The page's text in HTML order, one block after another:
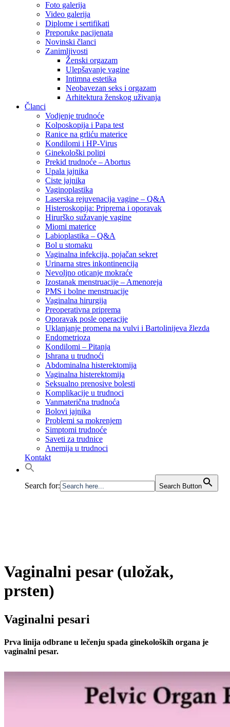
Foto galerija
Video galerija
Diplome i sertifikati
Preporuke pacijenata
Novinski članci
Zanimljivosti
Ženski orgazam
Ulepšavanje vagine
Intimna estetika
Neobavezan seks i orgazam
Arhitektura ženskog uživanja
Članci
Vodjenje trudnoće
Kolposkopija i Papa test
Ranice na grliću materice
Kondilomi i HP-Virus
Ginekološki polipi
Prekid trudnoće – Abortus
Upala jajnika
Ciste jajnika
Vaginoplastika
Laserska rejuvenacija vagine – Q&A
Histeroskopija: Priprema i oporavak
Hirurško sužavanje vagine
Miomi materice
Labioplastika – Q&A
Bol u stomaku
Vaginalna infekcija, pojačan sekret
Urinarna stres inkontinencija
Nevoljno oticanje mokraće
Izostanak menstruacije – Amenoreja
PMS i bolne menstruacije
Vaginalna hirurgija
Preoperativna priprema
Oporavak posle operacije
Uklanjanje promena na vulvi i Bartolinijeva žlezda
Endometrioza
Kondilomi – Pitanja
Ishrana u trudnoći
Abdominalna histerektomija
Vaginalna histerektomija
Seksualno prenosive bolesti
Komplikacije u trudnoci
Vanmaterična trudnoća
Bolovi jajnika
Problemi sa mokrenjem
Simptomi trudnoće
Saveti za trudnice
Anemija u trudnoci
Kontakt
Search for: Search Button
Vaginalni pesar (uložak,
prsten)
Vaginalni pesari
Prva linija odbrane u lečenju spada ginekoloških organa je
vaginalni pesar.